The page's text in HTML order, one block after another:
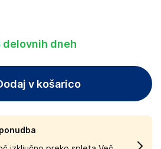
delovnih dneh
v košarico